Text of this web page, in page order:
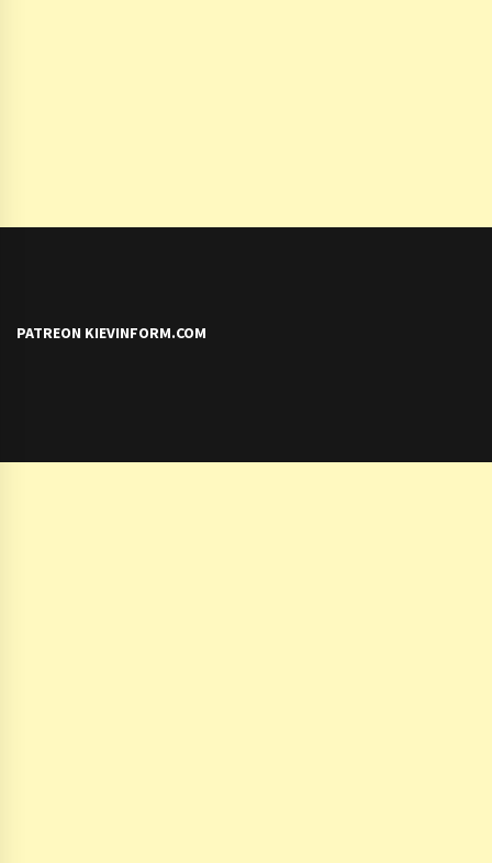
PATREON KIEVINFORM.COM